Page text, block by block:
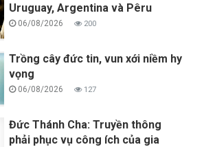
Uruguay, Argentina và Pêru
06/08/2026 200
Trồng cây đức tin, vun xới niềm hy
vọng
06/08/2026 127
Đức Thánh Cha: Truyền thông
phải phục vụ công ích của gia